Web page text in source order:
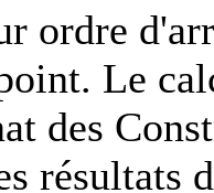
ordre
Le
des
résultats